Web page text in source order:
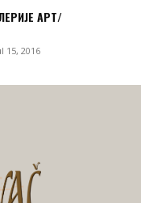
АРТ/
15, 2016